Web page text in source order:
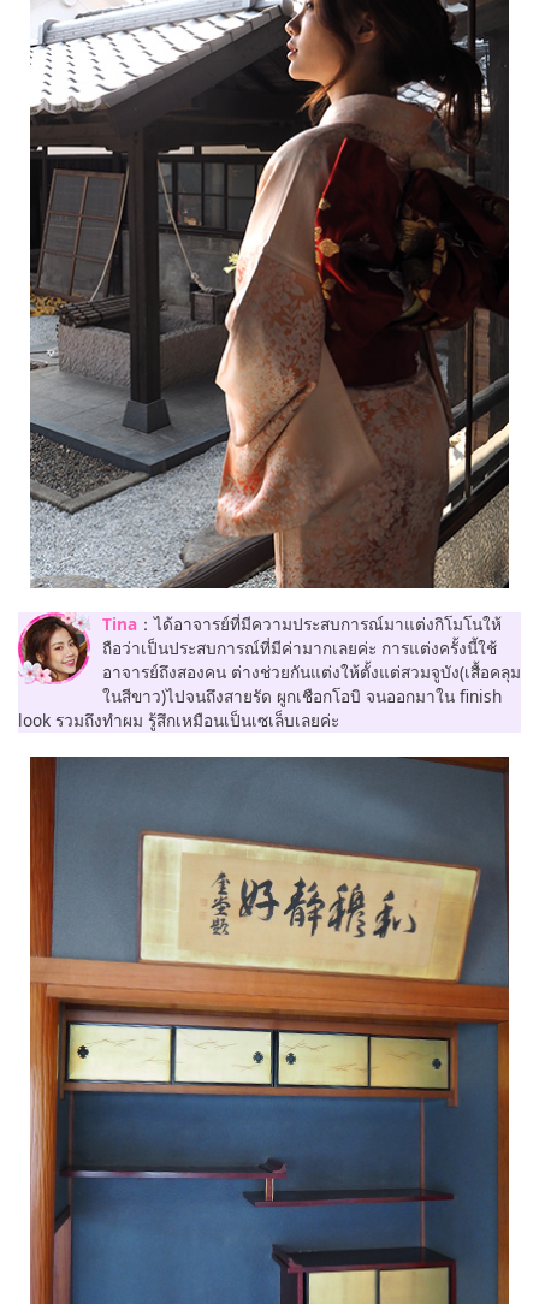
Tina ：ได้อาจารย์ที่มีความประสบการณ์มาแต่งกิโมโนให้
ถือว่าเป็นประสบการณ์ที่มีค่ามากเลยค่ะ การแต่งครั้งนี้ใช้
อาจารย์ถึงสองคน ต่างช่วยกันแต่งให้ตั้งแต่สวมจูบัง(เสื้อคลุม
ในสีขาว)ไปจนถึงสายรัด ผูกเชือกโอบิ จนออกมาใน finish
look รวมถึงทำผม รู้สึกเหมือนเป็นเซเล็บเลยค่ะ